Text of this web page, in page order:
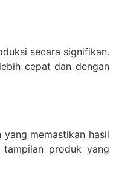
secara signifikan.
cepat dan dengan
memastikan hasil
produk yang